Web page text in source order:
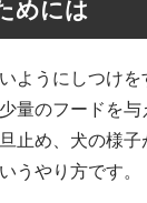
めには
ようにしつけ
量のフードを与
止め、犬の様子
うやり方です。